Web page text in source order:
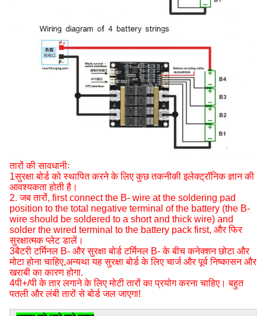
तारों की सावधानीः
1सुरक्षा बोर्ड को स्थापित करने के लिए कुछ तकनीकी इलेक्ट्रॉनिक ज्ञान की
आवश्यकता होती है।
2. जब तारों, first connect the B- wire at the soldering pad
position to the total negative terminal of the battery (the B-
wire should be soldered to a short and thick wire) and
solder the wired terminal to the battery pack first, और फिर
सुरक्षात्मक प्लेट डालें।
3बैटरी टर्मिनल B- और सुरक्षा बोर्ड टर्मिनल B- के बीच कनेक्शन छोटा और
मोटा होना चाहिए,अन्यथा यह सुरक्षा बोर्ड के लिए चार्ज और पूर्व निष्कासन और
खराबी का कारण होगा.
4पी+/पी के तार लगाने के लिए मोटी तारों का प्रयोग करना चाहिए। बहुत
पतली और लंबी तारों से बोर्ड जल जाएगा!